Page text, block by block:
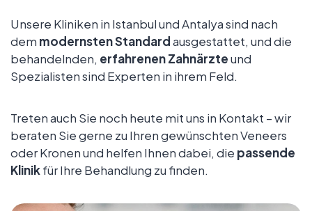
Unsere Kliniken in Istanbul und Antalya sind nach
dem modernsten Standardausgestattet, und die
behandelnden, erfahrenen Zahnärzteund
Spezialisten sind Experten in ihrem Feld.
Treten auch Sie noch heute mit uns in Kontakt – wir
beraten Sie gerne zu Ihren gewünschten Veneers
oder Kronen und helfen Ihnen dabei, die passende
Klinikfür Ihre Behandlung zu finden.